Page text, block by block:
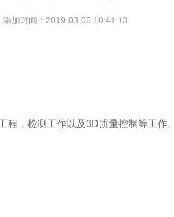
添加时间：2019-03-05 10:41:13
，检测工作以及3D质量控制等工作。